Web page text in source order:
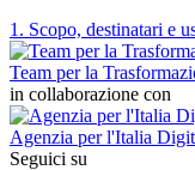
1. Scopo, destinatari e
Team per la
in collaborazione con
Agenzia per l'Italia
Seguici su